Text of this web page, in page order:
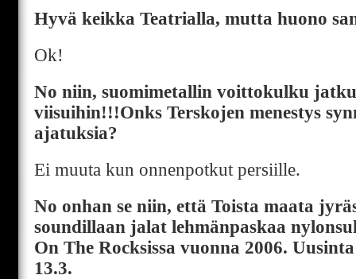
Hyvä keikka Teatrialla, mutta huono
Ok!
No niin, suomimetallin voittokulku
viisuihin!!!Onks Terskojen menestys
ajatuksia?
Ei muuta kun onnenpotkut persiille.
No onhan se niin, että Toista maata
soundillaan jalat lehmänpaskaa
On The Rocksissa vuonna 2006.
13.3.